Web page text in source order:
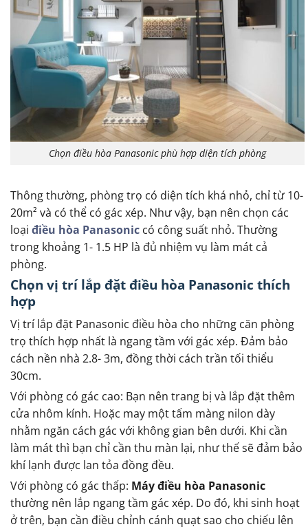
Chọn điều hòa Panasonic phù hợp diện tích phòng
Thông thường, phòng trọ có diện tích khá nhỏ, chỉ từ 10-
20m² và có thể có gác xép. Như vậy, bạn nên chọn các
loại điều hòa Panasonic có công suất nhỏ. Thường
trong khoảng 1- 1.5 HP là đủ nhiệm vụ làm mát cả
phòng.
Chọn vị trí lắp đặt điều hòa Panasonic thích
hợp
Vị trí lắp đặt Panasonic điều hòa cho những căn phòng
trọ thích hợp nhất là ngang tầm với gác xép. Đảm bảo
cách nền nhà 2.8- 3m, đồng thời cách trần tối thiểu
30cm.
Với phòng có gác cao: Bạn nên trang bị và lắp đặt thêm
cửa nhôm kính. Hoặc may một tấm màng nilon dày
nhằm ngăn cách gác với không gian bên dưới. Khi cần
làm mát thì bạn chỉ cần thu màn lại, như thế sẽ đảm bảo
khí lạnh được lan tỏa đồng đều.
Với phòng có gác thấp: Máy điều hòa Panasonic
thường nên lắp ngang tầm gác xép. Do đó, khi sinh hoạt
ở trên, bạn cần điều chỉnh cánh quạt sao cho chiếu lên